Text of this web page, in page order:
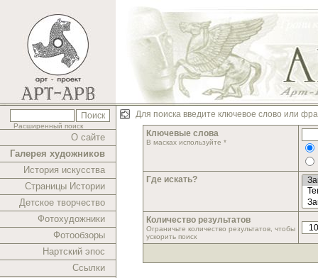
Расширенный поиск
О сайте
Галерея художников
История искусства
Страницы Истории
Детское творчество
Фотохудожники
Фотообзоры
Нартский эпос
Ссылки
Для поиска введите ключевое слово или
Ключевые слова
В масках используйте *
Где искать?
Количество результатов
Ограничьте количество результатов, чтобы
ускорить поиск